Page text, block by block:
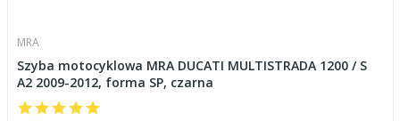
MRA
Szyba motocyklowa MRA DUCATI MULTISTRADA 1200 / S
A2 2009-2012, forma SP, czarna